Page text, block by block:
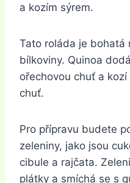
a kozím sýrem.
Tato roláda je bohatá
bílkoviny. Quinoa
ořechovou chuť a
chuť.
Pro přípravu budete
zeleniny, jako jsou
cibule a rajčata.
plátky a smíchá se s